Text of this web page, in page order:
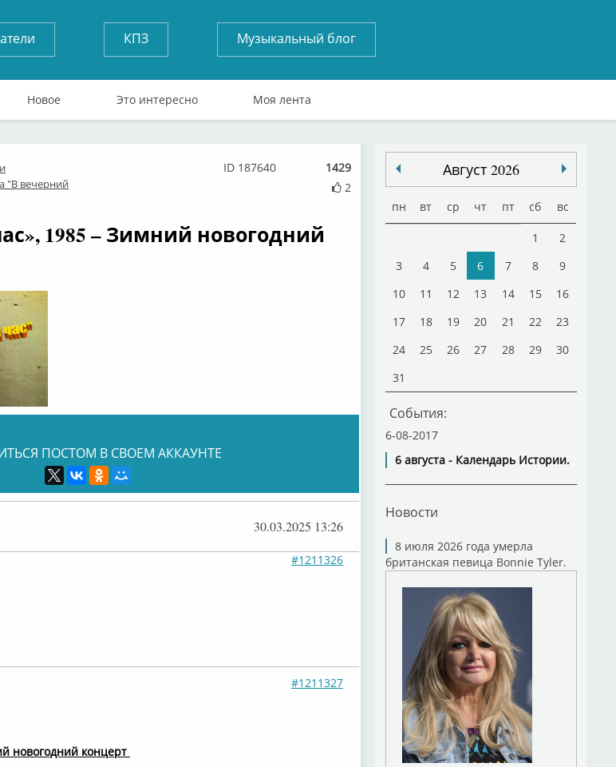
КПЗ Музыкальный блог
Новое Это интересно Моя лента
"В вечерний
1429
2
ID 187640
1985 – Зимний новогодний
ПОСТОМ В СВОЕМ АККАУНТЕ
30.03.2025 13:26
#1211326
#1211327
новогодний концерт
Август 2026
пн вт ср чт пт сб вс
1
2
3
4 5 6 7 8
9
10
11 12 13 14 15
16
17
18 19 20 21 22
23
24
25 26 27 28 29
30
31
События:
6-08-2017
6 августа - Календарь Истории.
Новости
8 июля 2026 года умерла
британская певица Bonnie Tyler.